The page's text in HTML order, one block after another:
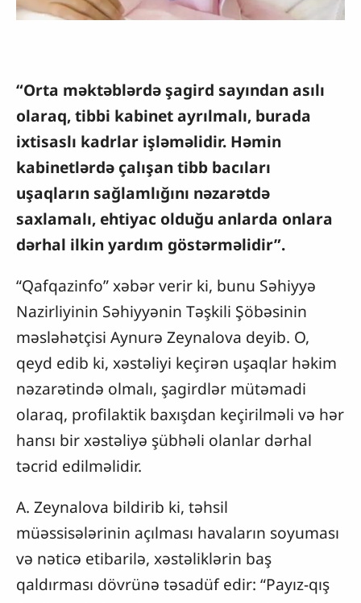
“Orta məktəblərdə şagird sayından asılı
olaraq, tibbi kabinet ayrılmalı, burada
ixtisaslı kadrlar işləməlidir. Həmin
kabinetlərdə çalışan tibb bacıları
uşaqların sağlamlığını nəzarətdə
saxlamalı, ehtiyac olduğu anlarda onlara
dərhal ilkin yardım göstərməlidir”.
“Qafqazinfo” xəbər verir ki, bunu Səhiyyə
Nazirliyinin Səhiyyənin Təşkili Şöbəsinin
məsləhətçisi Aynurə Zeynalova deyib. O,
qeyd edib ki, xəstəliyi keçirən uşaqlar həkim
nəzarətində olmalı, şagirdlər mütəmadi
olaraq, profilaktik baxışdan keçirilməli və hər
hansı bir xəstəliyə şübhəli olanlar dərhal
təcrid edilməlidir.
A. Zeynalova bildirib ki, təhsil
müəssisələrinin açılması havaların soyuması
və nəticə etibarilə, xəstəliklərin baş
qaldırması dövrünə təsadüf edir: “Payız-qış